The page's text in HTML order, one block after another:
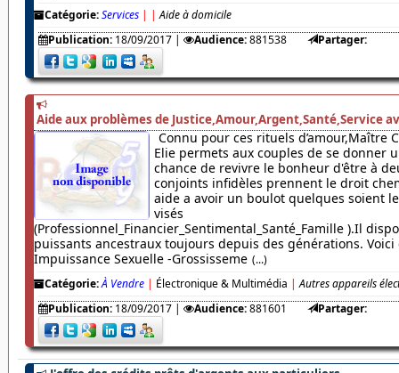
Catégorie:Services | | Aide à domicile
Publication: 18/09/2017| Audience:881538 Partager:
Aide aux problèmes de Justice,Amour,Argent,Santé,Service
Connu pour ces rituels d’amour,Maître
Elie permets aux couples de se donner
chance de revivre le bonheur d'être à
conjoints infidèles prennent le droit
aide a avoir un boulot quelques soient
visés
(Professionnel_Financier_Sentimental_Santé_Famille ).Il
puissants ancestraux toujours depuis des générations. Voici
Impuissance Sexuelle -Grossisseme (...)
Catégorie:À Vendre | Électronique & Multimédia | Autres appareils
Publication: 18/09/2017| Audience:881601 Partager: